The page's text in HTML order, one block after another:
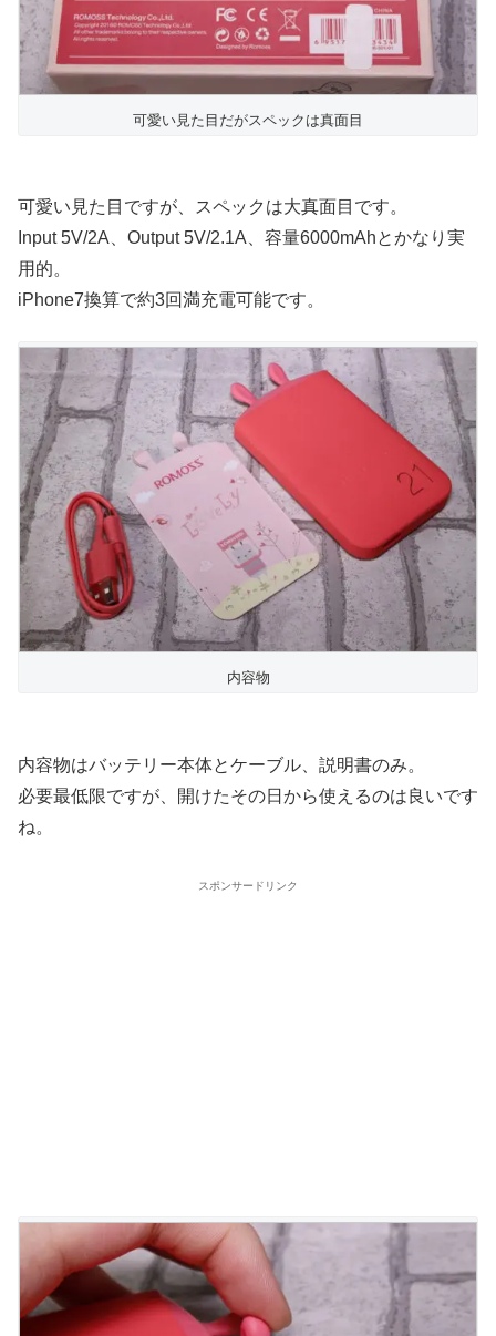
可愛い見た目だがスペックは真面目
可愛い見た目ですが、スペックは大真面目です。
Input 5V/2A、Output 5V/2.1A、容量6000mAhとかなり実
用的。
iPhone7換算で約3回満充電可能です。
内容物
内容物はバッテリー本体とケーブル、説明書のみ。
必要最低限ですが、開けたその日から使えるのは良いです
ね。
スポンサードリンク